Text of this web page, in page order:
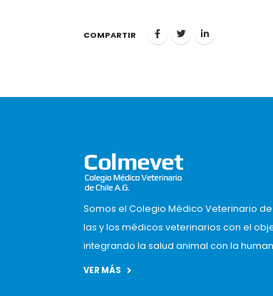
COMPARTIR
Somos el Colegio Médico Veterinario
las y los médicos veterinarios con el
integrando la salud animal con la
VER MÁS